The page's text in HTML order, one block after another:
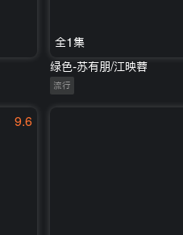
全1集
绿色-苏有朋/江映蓉
流行
9.6